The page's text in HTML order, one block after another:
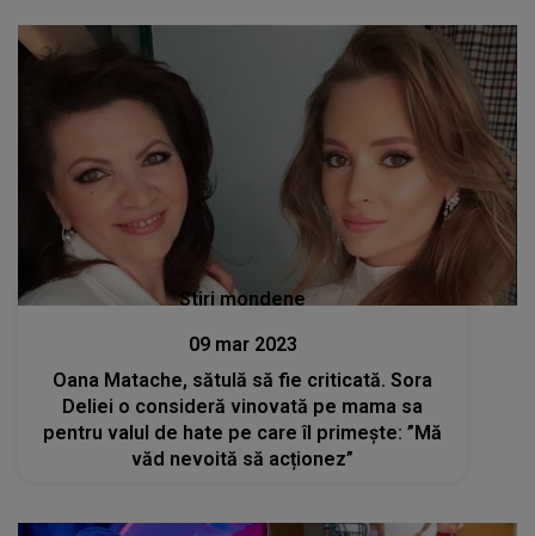
Stiri mondene
09 mar 2023
Oana Matache, sătulă să fie criticată. Sora
Deliei o consideră vinovată pe mama sa
pentru valul de hate pe care îl primește: ”Mă
văd nevoită să acționez”